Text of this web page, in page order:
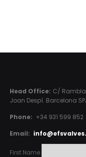
Head Office: C/ Rambla
Joan Despí. Barcelona
Phone: +34 931 599 852
Email:
First Name